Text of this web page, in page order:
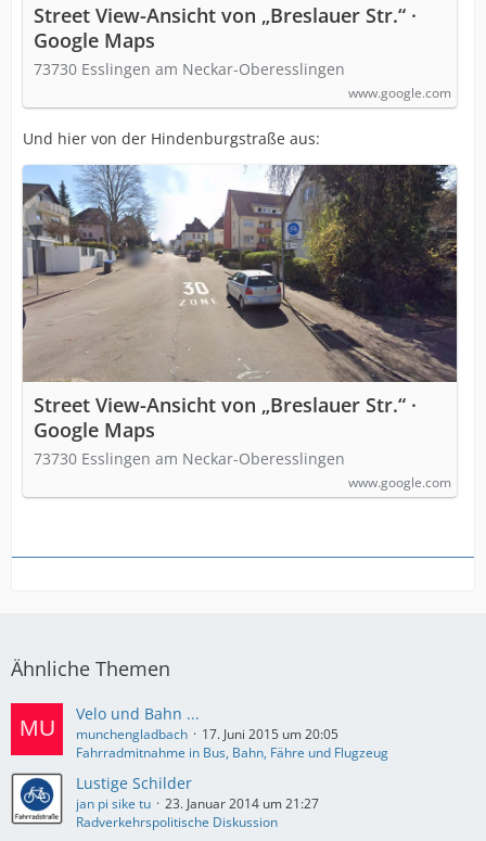
Street View-Ansicht von „Breslauer Str.“ ·
Google Maps
73730 Esslingen am Neckar-Oberesslingen
www.google.com
Und hier von der Hindenburgstraße aus:
Street View-Ansicht von „Breslauer Str.“ ·
Google Maps
73730 Esslingen am Neckar-Oberesslingen
www.google.com
Ähnliche Themen
Velo und Bahn ...
munchengladbach
17. Juni 2015 um 20:05
Fahrradmitnahme in Bus, Bahn, Fähre und Flugzeug
Lustige Schilder
jan pi sike tu
23. Januar 2014 um 21:27
Radverkehrspolitische Diskussion